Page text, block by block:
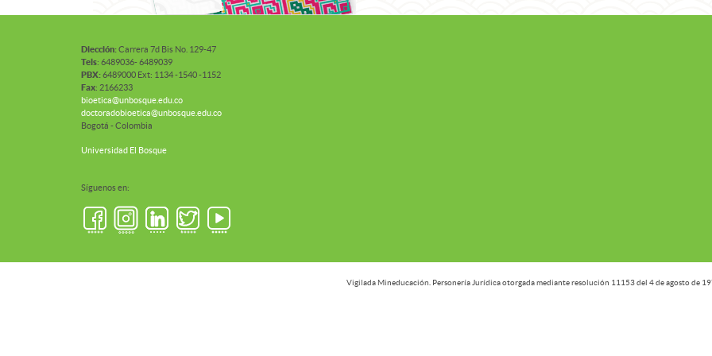
Diección:Carrera 7d Bis No. 129-47
Tels: 6489036- 6489039
PBX:6489000 Ext: 1134 -1540 -1152
Fax: 2166233
bioetica@unbosque.edu.co
doctoradobioetica@unbosque.edu.co
Bogotá - Colombia
Universidad El Bosque
Síguenos en:
Vigilada Mineducación. Personería Jurídica otorgada mediante resolución 11153 del 4 de agosto de